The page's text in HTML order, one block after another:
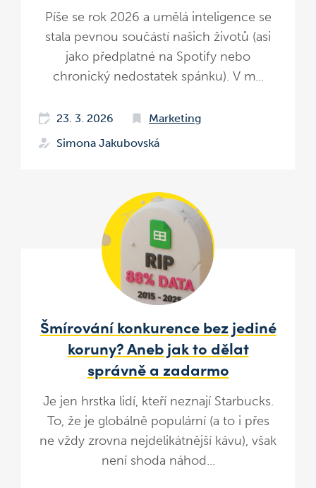
Píše se rok 2026 a umělá inteligence se
stala pevnou součástí našich životů (asi
jako předplatné na Spotify nebo
chronický nedostatek spánku). V m...
23. 3. 2026
Marketing
Simona Jakubovská
Šmírování konkurence bez jediné
koruny? Aneb jak to dělat
správně a zadarmo
Je jen hrstka lidí, kteří neznají Starbucks.
To, že je globálně populární (a to i přes
ne vždy zrovna nejdelikátnější kávu), však
není shoda náhod...